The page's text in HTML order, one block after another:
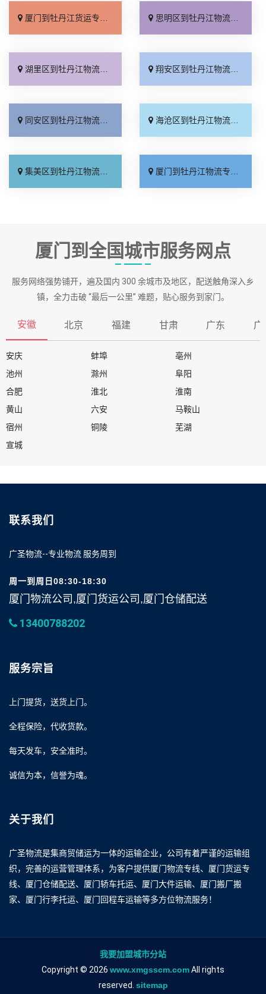
厦门到牡丹江货运专线-厦门到牡丹江物流公司_门到门配送「快运直达」 思明区到牡丹江物流专线_专线直达「高效运输」
湖里区到牡丹江物流专线_损坏理赔「直发全境」 翔安区到牡丹江物流专线_定点发车「上门取件」
同安区到牡丹江物流专线_物流拼车「多年经验」 海沧区到牡丹江物流专线_多少一吨「整车配货」
集美区到牡丹江物流专线_托运放心「多少一方」 厦门到牡丹江物流专线_送货到门「整车配货」
厦门到全国城市服务网点
服务网络强势铺开，遍及国内 300 余城市及地区，配送触角深入乡
镇，全力击破 “最后一公里” 难题，贴心服务到家门。
安徽 北京 福建 甘肃 广东 广
安庆 蚌埠
亳州
池州
滁州
阜阳
合肥
淮北
淮南
黄山
六安
马鞍山
宿州
铜陵
芜湖
宣城
联系我们
广圣物流--专业物流 服务周到
周一到周日08:30-18:30
厦门物流公司,厦门货运公司,厦门仓储配送
13400788202
服务宗旨
上门提货，送货上门。
全程保险，代收货款。
每天发车，安全准时。
诚信为本，信誉为魂。
关于我们
广圣物流是集商贸储运为一体的运输企业，公司有着严谨的运输组
织，完善的运营管理体系，为客户提供厦门物流专线、厦门货运专
线、厦门仓储配送、厦门轿车托运、厦门大件运输、厦门搬厂搬
家、厦门行李托运、厦门回程车运输等多方位物流服务！
我要加盟城市分站
Copyright © 2026 www.xmgsscm.comAll rights
reserved. sitemap